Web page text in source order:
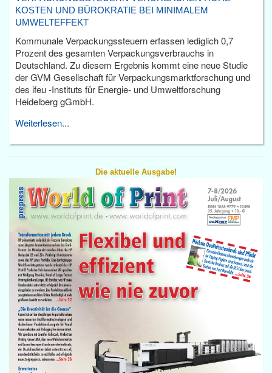
KOSTEN UND BÜROKRATIE BEI MINIMALEM
UMWELTEFFEKT
Kommunale Verpackungssteuern erfassen lediglich 0,7
Prozent des gesamten Verpackungsverbrauchs in
Deutschland. Zu diesem Ergebnis kommt eine neue Studie
der GVM Gesellschaft für Verpackungsmarktforschung und
des ifeu -Instituts für Energie- und Umweltforschung
Heidelberg gGmbH.
Weiterlesen...
Die aktuelle Ausgabe!